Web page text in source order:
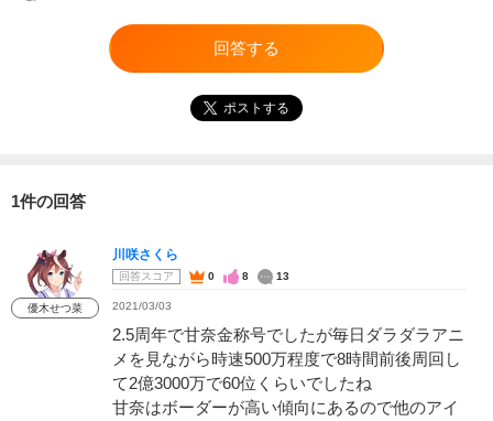
回答する
ポストする
1件の回答
優木せつ菜
川咲さくら
回答スコア 0 8 13
2021/03/03
2.5周年で甘奈金称号でしたが毎日ダラダラアニ
メを見ながら時速500万程度で8時間前後周回し
て2億3000万で60位くらいでしたね
甘奈はボーダーが高い傾向にあるので他のアイ